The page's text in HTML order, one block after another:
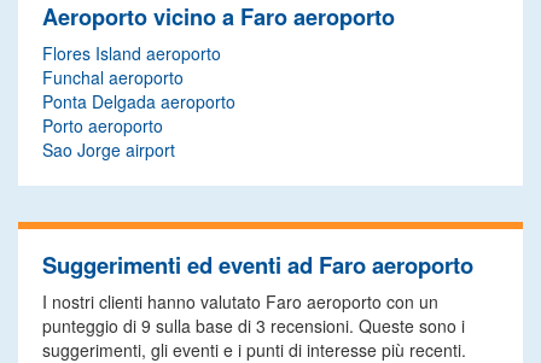
Aeroporto vicino a Faro aeroporto
Flores Island aeroporto
Funchal aeroporto
Ponta Delgada aeroporto
Porto aeroporto
Sao Jorge airport
Suggerimenti ed eventi ad Faro aeroporto
I nostri clienti hanno valutato Faro aeroporto con un
punteggio di 9 sulla base di 3 recensioni. Queste sono i
suggerimenti, gli eventi e i punti di interesse più recenti.